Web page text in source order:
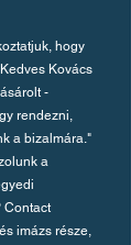
hogy
Kovács
-
rendezni,
a bizalmára."
a
Contact
imázs része,